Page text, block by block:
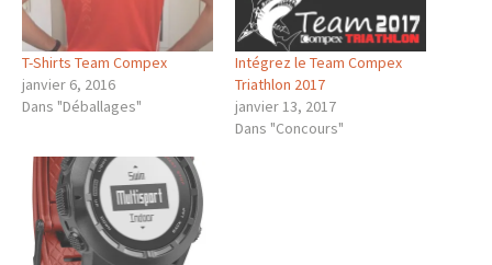
T-Shirts Team Compex
janvier 6, 2016
Dans "Déballages"
Intégrez le Team Compex
Triathlon 2017
janvier 13, 2017
Dans "Concours"